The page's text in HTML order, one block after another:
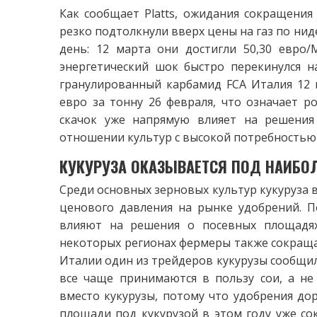
Как сообщает Platts, ожидания
резко подтолкнули вверх цены на газ по
день: 12 марта они достигли 50,30
энергетический шок быстро
гранулированный карбамид FCA Италия
евро за тонну 26 февраля, что означает
скачок уже напрямую влияет на
отношении культур с высокой потребностью
КУКУРУЗА ОКАЗЫВАЕТСЯ ПОД
Среди основных зерновых культур
ценового давления на рынке удобрений.
влияют на решения о посевных
некоторых регионах фермеры также
Италии один из трейдеров кукурузы
все чаще принимаются в пользу сои, а
вместо кукурузы, потому что удобрения
площади под кукурузой в этом году уже